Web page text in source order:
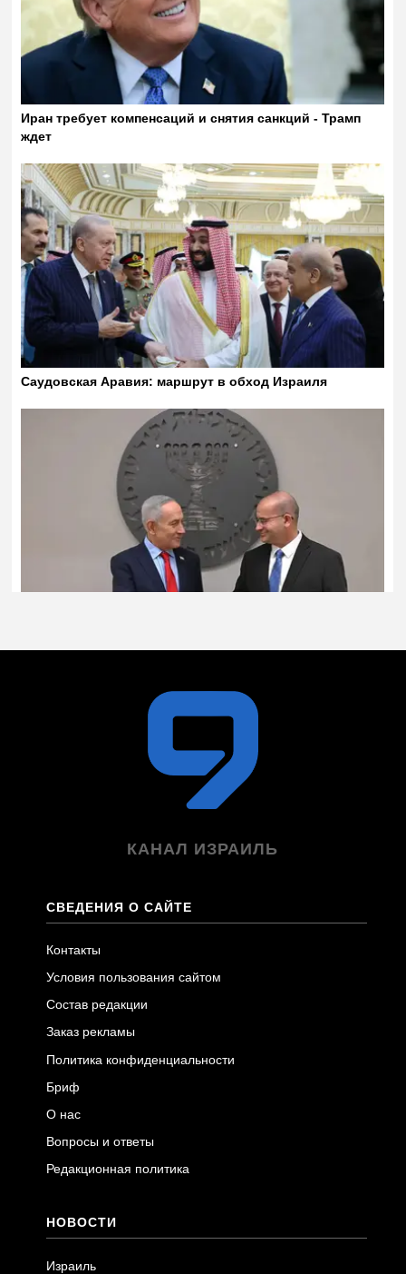
КАНАЛ ИЗРАИЛЬ
СВЕДЕНИЯ О САЙТЕ
Контакты
Условия пользования сайтом
Состав редакции
Заказ рекламы
Политика конфиденциальности
Бриф
О нас
Вопросы и ответы
Редакционная политика
НОВОСТИ
Израиль